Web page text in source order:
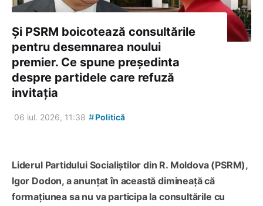
Și PSRM boicotează consultările
pentru desemnarea noului
premier. Ce spune președinta
despre partidele care refuză
invitația
06 iul. 2026, 11:38 #Politică
Liderul Partidului Socialiștilor din R. Moldova (PSRM),
Igor Dodon, a anunțat în această dimineață că
formațiunea sa nu va participa la consultările cu